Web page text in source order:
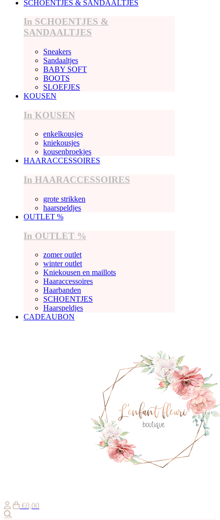
SCHOENTJES & SANDAALTJES
In SCHOENTJES &
SANDAALTJES
Sneakers
Sandaaltjes
BABY SOFT
BOOTS
SLOEFJES
KOUSEN
In KOUSEN
enkelkousjes
kniekousjes
kousenbroekjes
HAARACCESSOIRES
In HAARACCESSOIRES
grote strikken
haarspeldjes
OUTLET %
In OUTLET %
zomer outlet
winter outlet
Kniekousen en maillots
Haaraccessoires
Haarbanden
SCHOENTJES
Haarspeldjes
CADEAUBON
€0,00